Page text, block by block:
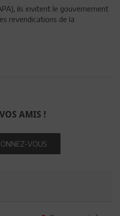
ils invitent le gouvernement
revendications de la
AMIS !
VOUS